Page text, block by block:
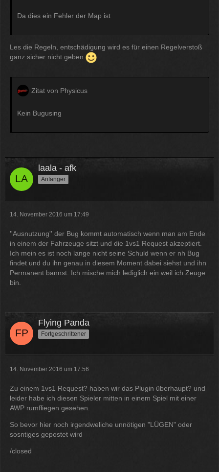
Da dies ein Fehler der Map ist
Les die Regeln, entschädigung wird es für einen Regelverstoß
ganz sicher nicht geben
Zitat von Physicus
Kein Bugusing
laala - afk
Anfänger
14. November 2016 um 17:49
''Ausnutzung'' der Bug kommt automatisch wenn man am Ende
in einem der Fahrzeuge sitzt und die 1vs1 Request akzeptiert.
Ich mein es ist noch lange nicht seine Schuld wenn er nh Bug
findet und du ihn genau in diesem Moment dabei siehst und ihn
Permanent bannst. Ich mische mich lediglich ein weil ich Zeuge
bin.
Flying Panda
Fortgeschrittener
14. November 2016 um 17:56
Zu einem 1vs1 Request? haben wir das Plugin überhaupt? und
leider habe ich diesen Spieler mitten in einem Spiel mit einer
AWP rumfliegen gesehen.
So bevor hier noch irgendweliche unnötigen "LÜGEN" oder
sosntiges gepostet wird
/closed